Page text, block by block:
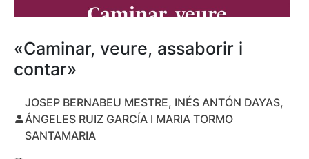
«Caminar, veure, assaborir i
contar»
JOSEP BERNABEU MESTRE, INÉS ANTÓN DAYAS,
ÁNGELES RUIZ GARCÍA I MARIA TORMO
SANTAMARIA